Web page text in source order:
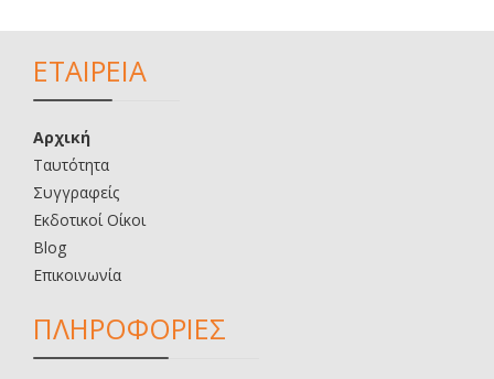
ΕΤΑΙΡΕΙΑ
Αρχική
Ταυτότητα
Συγγραφείς
Εκδοτικοί Οίκοι
Blog
Επικοινωνία
ΠΛΗΡΟΦΟΡΙΕΣ